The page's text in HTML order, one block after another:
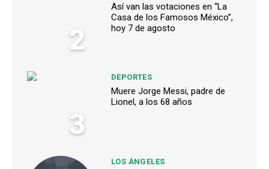
2
Así van las votaciones en “La
Casa de los Famosos México”,
hoy 7 de agosto
3
DEPORTES
Muere Jorge Messi, padre de
Lionel, a los 68 años
LOS ÁNGELES